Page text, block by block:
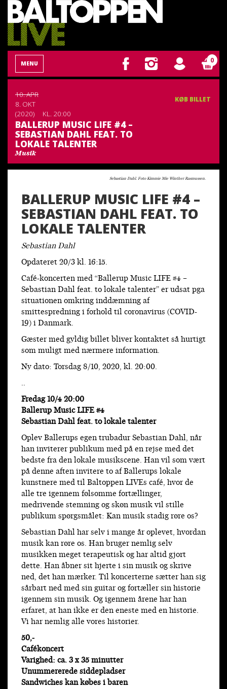
MENU 0
10. APR
8. OKT
(2020)
KL. 20:00
BALLERUP MUSIC LIFE #4 –
SEBASTIAN DAHL FEAT. TO
LOKALE TALENTER
Musik
KØB BILLET
Sebastian Dahl. Foto Kimmie Mie Winther Rasmussen.
BALLERUP MUSIC LIFE #4 –
SEBASTIAN DAHL FEAT. TO
LOKALE TALENTER
Sebastian Dahl
Opdateret 20/3 kl. 16:15.
Café-koncerten med “Ballerup Music LIFE #4 –
Sebastian Dahl feat. to lokale talenter” er udsat pga
situationen omkring inddæmning af
smittespredning i forhold til coronavirus (COVID-
19) i Danmark.
Gæster med gyldig billet bliver kontaktet så hurtigt
som muligt med nærmere information.
Ny dato: Torsdag 8/10, 2020, kl. 20:00.
..
Fredag 10/4 20:00
Ballerup Music LIFE #4
Sebastian Dahl feat. to lokale talenter
Oplev Ballerups egen trubadur Sebastian Dahl, når
han inviterer publikum med på en rejse med det
bedste fra den lokale musikscene. Han vil som vært
på denne aften invitere to af Ballerups lokale
kunstnere med til Baltoppen LIVEs café, hvor de
alle tre igennem følsomme fortællinger,
medrivende stemning og skøn musik vil stille
publikum spørgsmålet: Kan musik stadig røre os?
Sebastian Dahl har selv i mange år oplevet, hvordan
musik kan røre os. Han bruger nemlig selv
musikken meget terapeutisk og har altid gjort
dette. Han åbner sit hjerte i sin musik og skrive
ned, det han mærker. Til koncerterne sætter han sig
sårbart ned med sin guitar og fortæller sin historie
igennem sin musik. Og igennem årene har han
erfaret, at han ikke er den eneste med en historie.
Vi har nemlig alle vores historier.
50,-
Cafékoncert
Varighed: ca. 3 x 35 minutter
Unummererede siddepladser
Sandwiches kan købes i baren